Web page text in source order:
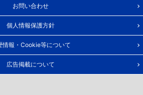
お問い合わせ
個人情報保護方針
情報・Cookie等について
広告掲載について